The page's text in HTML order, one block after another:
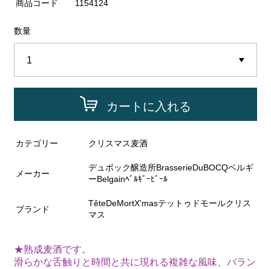
商品コード 1154124
数量
カートに入れる
カテゴリー クリスマス麦酒
メーカー
デュボック醸造所BrasserieDuBOCQベルギ
ーBelgainﾍﾞﾙｷﾞｰﾋﾞｰﾙ
ブランド
TêteDeMortX'masテットゥドモールクリス
マス
★熟成麦酒です。
滑らかな舌触りと時間と共に現れる複雑な風味、バラン